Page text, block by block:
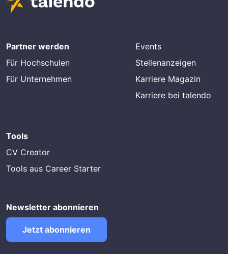
Partner werden
Für Hochschulen
Für Unternehmen
Events
Stellenanzeigen
Karriere Magazin
Karriere bei talendo
Tools
CV Creator
Tools aus Career Starter
Newsletter abonnieren
Jetzt abonnieren